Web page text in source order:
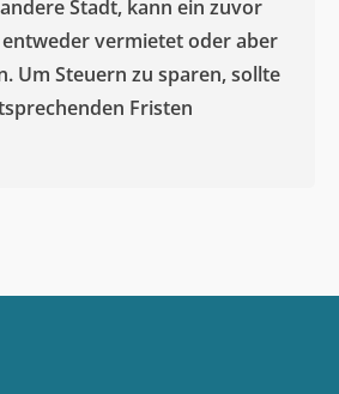
Stadt, kann ein zuvor
vermietet oder aber
Um Steuern zu sparen, sollte
Fristen